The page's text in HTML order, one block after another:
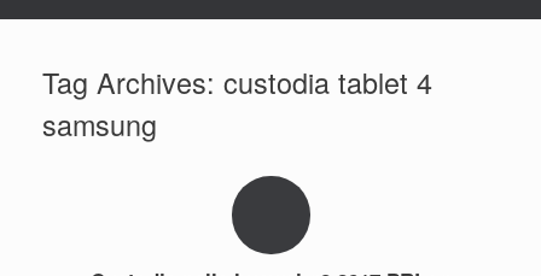
Tag Archives: custodia tablet 4
samsung